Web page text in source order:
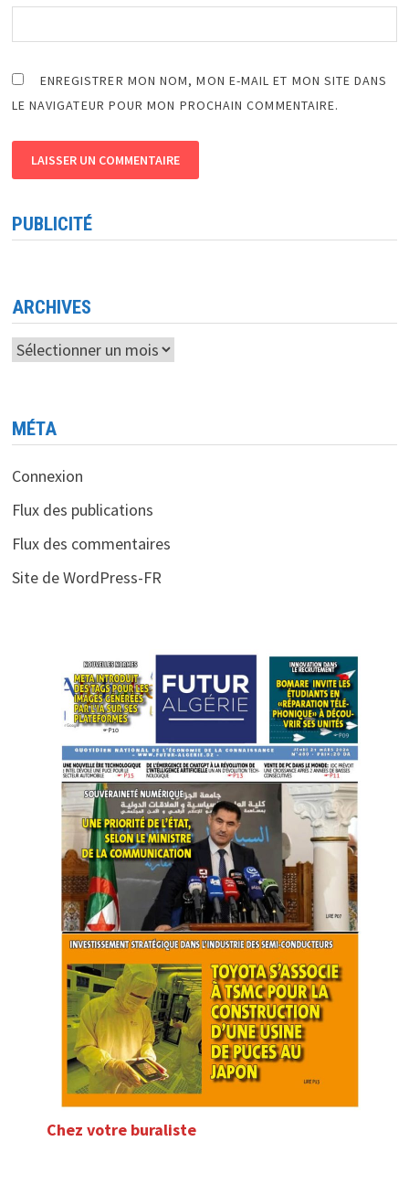
ENREGISTRER MON NOM, MON E-MAIL ET MON SITE DANS
LE NAVIGATEUR POUR MON PROCHAIN COMMENTAIRE.
PUBLICITÉ
ARCHIVES
Archives
MÉTA
Connexion
Flux des publications
Flux des commentaires
Site de WordPress-FR
Chez votre buraliste